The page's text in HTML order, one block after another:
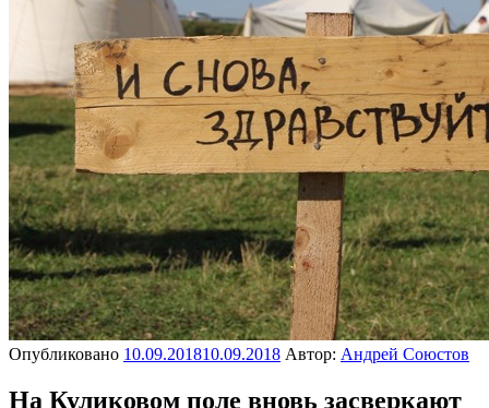
Опубликовано 10.09.201810.09.2018 Автор: Андрей Союстов
На Куликовом поле вновь засверкают